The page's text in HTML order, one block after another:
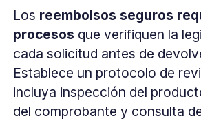
Los reembolsos seguros
procesos que verifiquen la
cada solicitud antes de
Establece un protocolo de
incluya inspección del
del comprobante y consulta